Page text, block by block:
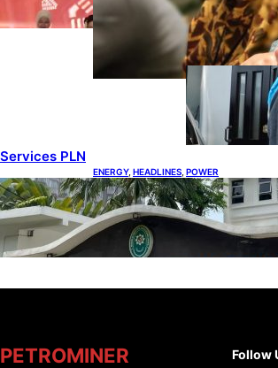
IESR:
jadi Kunci
GW
Services PLN
ENERGY, HEADLINES POWER
Koalisi Bersihkan Indonesia
atas Putusan Gugatan
PETROMINER Follow